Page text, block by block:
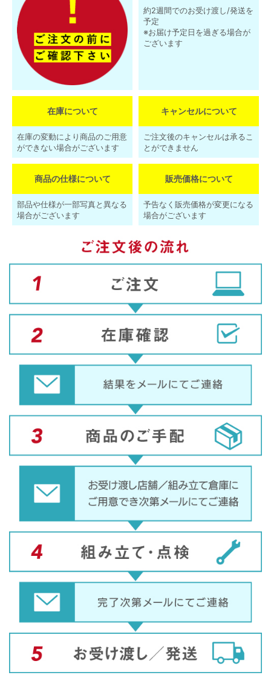
約2週間でのお受け渡し/発送を
予定
※お届け予定日を過ぎる場合が
ございます
在庫について
在庫の変動により商品のご用意
ができない場合がございます
キャンセルについて
ご注文後のキャンセルは承るこ
とができません
商品の仕様について
部品や仕様が一部写真と異なる
場合がございます
販売価格について
予告なく販売価格が変更になる
場合がございます